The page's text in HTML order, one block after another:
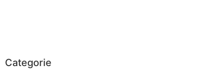
Categorie